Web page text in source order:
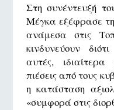
Στη συνέντευξή
Μέγκα εξέφρασε τη
ανάμεσα στις
κινδυνεύουν
αυτές,
πιέσεις από τους
η κατάσταση
«συμφορά στις